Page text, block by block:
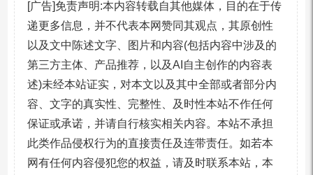
[广告]免责声明:本内容转载自其他媒体，目的在于传
递更多信息，并不代表本网赞同其观点，其原创性
以及文中陈述文字、图片和内容(包括内容中涉及的
第三方主体、产品推荐，以及AI自主创作的内容表
述)未经本站证实，对本文以及其中全部或者部分内
容、文字的真实性、完整性、及时性本站不作任何
保证或承诺，并请自行核实相关内容。本站不承担
此类作品侵权行为的直接责任及连带责任。如若本
网有任何内容侵犯您的权益，请及时联系本站，本